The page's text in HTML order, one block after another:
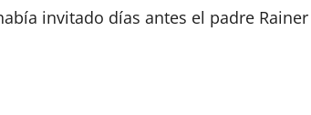
invitado días antes el padre Rainer